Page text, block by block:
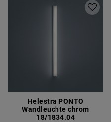
Helestra PONTO
Wandleuchte chrom
18/1834.04